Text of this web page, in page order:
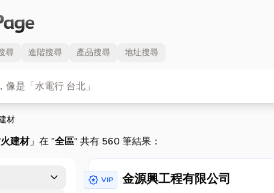
尋 進階搜尋 產品搜尋 地址搜尋
材
建材」在 "全區" 共有 560 筆結果：
expand_more award_star VIP 金源興工程有限公司